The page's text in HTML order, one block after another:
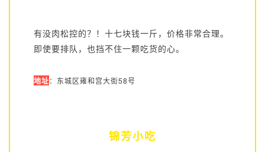
有没肉松控的？！十七块钱一斤，价格非常合理。
即使要排队，也挡不住一颗吃货的心。
地址：东城区雍和宫大街58号
锦芳小吃